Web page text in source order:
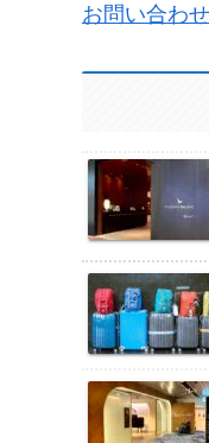
お問い合わ